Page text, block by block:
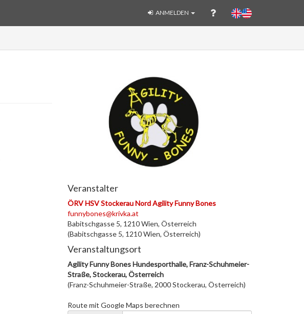
ANMELDEN
Veranstalter
ÖRV HSV Stockerau Nord Agility Funny Bones
funnybones@krivka.at
Babitschgasse 5, 1210 Wien, Österreich
(Babitschgasse 5, 1210 Wien, Österreich)
Veranstaltungsort
Agility Funny Bones Hundesporthalle, Franz-Schuhmeier-
Straße, Stockerau, Österreich
(Franz-Schuhmeier-Straße, 2000 Stockerau, Österreich)
Route mit Google Maps berechnen